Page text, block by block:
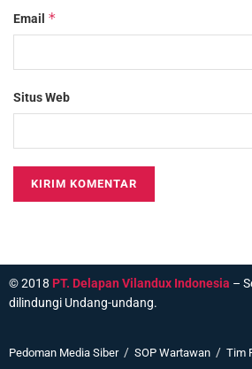
Email *
Situs Web
© 2018 PT. Delapan Vilandux Indonesia –
dilindungi Undang-undang.
Pedoman Media Siber SOP Wartawan Tim